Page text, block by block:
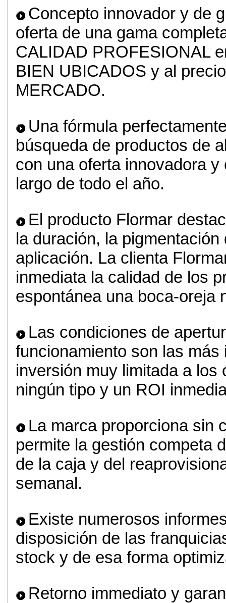
Concepto innovador y de
oferta de una gama
CALIDAD PROFESIONAL
BIEN UBICADOS y al
MERCADO.
Una fórmula
búsqueda de productos de
con una oferta innovadora
largo de todo el año.
El producto Flormar
la duración, la
aplicación. La clienta
inmediata la calidad de los
espontánea una boca-oreja
Las condiciones de
funcionamiento son las
inversión muy limitada a
ningún tipo y un ROI
La marca proporciona sin
permite la gestión competa
de la caja y del
semanal.
Existe numerosos
disposición de las
stock y de esa forma
Retorno immediato y